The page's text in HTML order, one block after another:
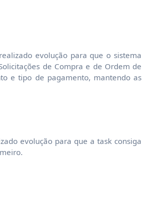
evolução para que o sistema
de Compra e de Ordem de
e tipo de pagamento, mantendo as
evolução para que a task consiga